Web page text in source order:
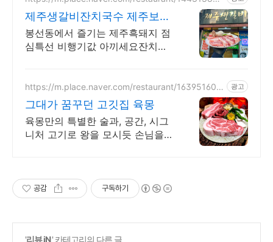
제주생갈비잔치국수 제주보다
더 제주스럽게
봉선동에서 즐기는 제주흑돼지 점
심특선 비행기값 아끼세요잔치국
https://m.place.naver.com/restaurant/163951608
광고
그대가 꿈꾸던 고깃집 육몽
육몽만의 특별한 술과, 공간, 시그
니처 고기로 왕을 모시듯 손님을
공감 구독하기
'리뷰 iN' 카테고리의 다른 글